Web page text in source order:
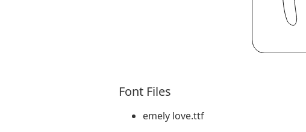
Font Files
emely love.ttf